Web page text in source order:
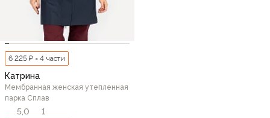
6 225 ₽ × 4 части
Катрина
Мембранная женская утепленная
парка Сплав
5,0 1